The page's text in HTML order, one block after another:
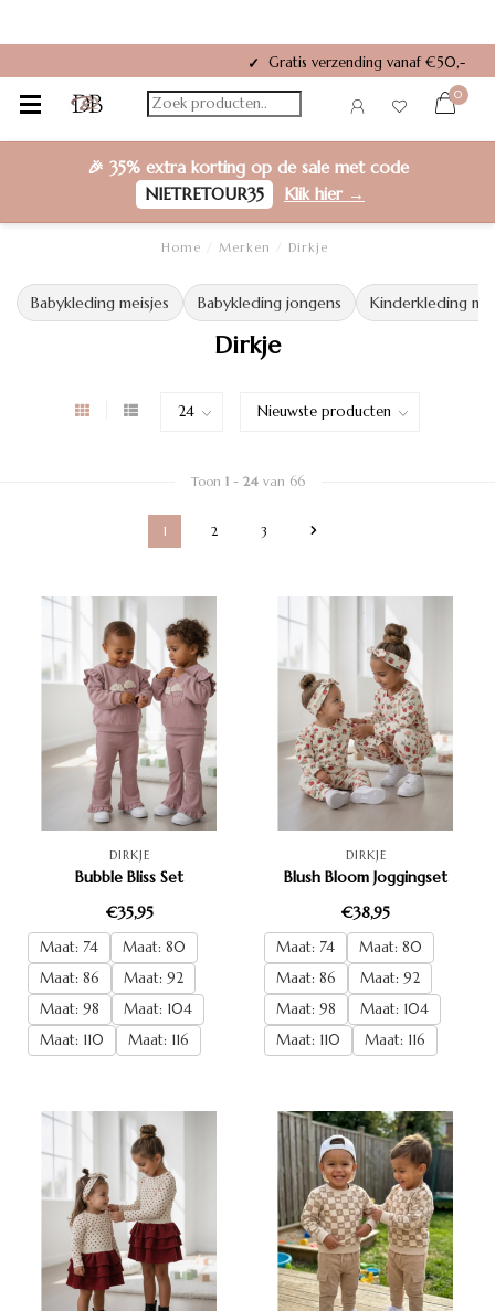
✓ Op werkdagen voor 15:00
0
🎉 35% extra kortingop de sale met code
NIETRETOUR35
Klik hier →
Home Merken Dirkje
Babykleding meisjes Babykleding jongens Kinderkleding
Dirkje
Toon 1- 24van 66
1 2 3
DIRKJE
Bubble Bliss Set
€35,95
Maat: 74
Maat: 80
Maat: 86
Maat: 92
Maat: 98
Maat: 104
Maat: 110
Maat: 116
DIRKJE
Blush Bloom Joggingset
€38,95
Maat: 74
Maat: 80
Maat: 86
Maat: 92
Maat: 98
Maat: 104
Maat: 110
Maat: 116